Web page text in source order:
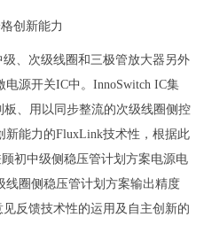
创新能力
、次级线圈和三极管放大器另外
源开关IC中。InnoSwitch IC集
、用以同步整流的次级线圈侧控
新能力的FluxLink技术性，根据此
初中级侧稳压管计划方案电源电
线圈侧稳压管计划方案输出精度
反馈技术性的运用及自主创新的